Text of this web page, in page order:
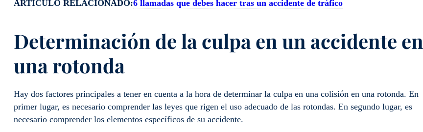
ARTÍCULO RELACIONADO:6 llamadas que debes hacer tras un accidente de tráfico
Determinación de la culpa en un accidente en
una rotonda
Hay dos factores principales a tener en cuenta a la hora de determinar la culpa en una colisión en una rotonda. En
primer lugar, es necesario comprender las leyes que rigen el uso adecuado de las rotondas. En segundo lugar, es
necesario comprender los elementos específicos de su accidente.